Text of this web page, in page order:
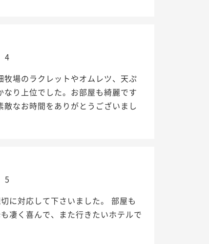
4
場のラクレットやオムレツ、天ぷ
り上位でした。お部屋も綺麗です
なお時間をありがとうございまし
5
に対応して下さいました。 部屋も
凄く喜んで、また行きたいホテルで